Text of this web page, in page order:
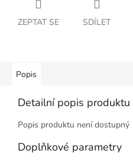
ZEPTAT SE SDÍLET
Popis
Detailní popis produktu
Popis produktu není dostupný
Doplňkové parametry